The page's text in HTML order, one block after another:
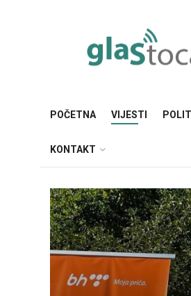
POČETNA VIJESTI
KONTAKT